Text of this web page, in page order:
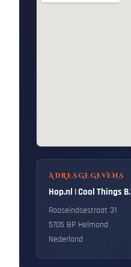
ADRESGEGEVENS
Hop.nl | Cool Things
Rooseindsestraat 31
5705 BP Helmond
Nederland